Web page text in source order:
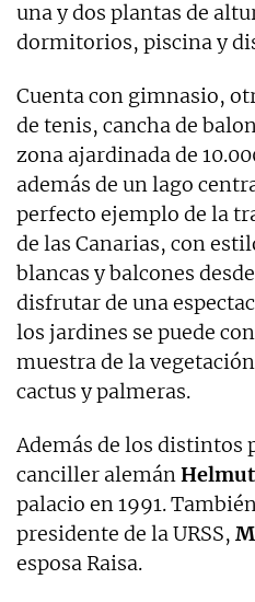
una y dos plantas de
dormitorios, piscina y
Cuenta con gimnasio,
de tenis, cancha de
zona ajardinada de
además de un lago
perfecto ejemplo de la
de las Canarias, con
blancas y balcones
disfrutar de una
los jardines se puede
muestra de la
cactus y palmeras.
Además de los distintos
canciller alemán
palacio en 1991.
presidente de la URSS,
esposa Raisa.